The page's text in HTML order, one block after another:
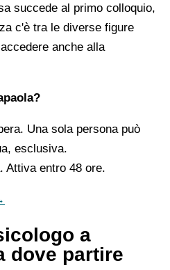
succede al primo colloquio,
c'è tra le diverse figure
anche alla
Una sola persona può
esclusiva.
Attiva entro 48 ore.
a
dove partire